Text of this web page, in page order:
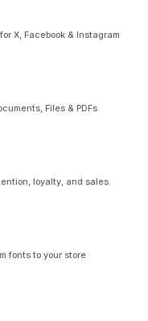
X, Facebook & Instagram
Files & PDFs
loyalty, and sales.
fonts to your store